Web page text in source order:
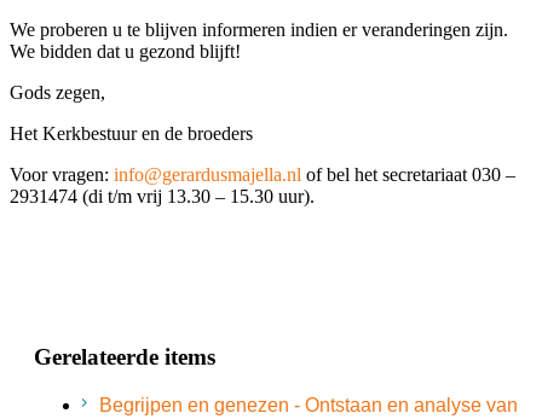
We proberen u te blijven informeren indien er veranderingen zijn.
We bidden dat u gezond blijft!
Gods zegen,
Het Kerkbestuur en de broeders
Voor vragen: info@gerardusmajella.nl of bel het secretariaat 030 –
2931474 (di t/m vrij 13.30 – 15.30 uur).
Gerelateerde items
Begrijpen en genezen - Ontstaan en analyse van